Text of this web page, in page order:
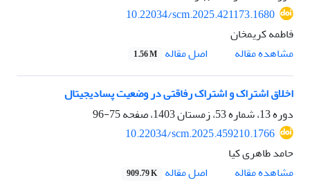
10.22034/scm.2025.421173.1680
فاطمه کریمخان
مشاهده مقاله
اصل مقاله 1.56 M
اخلاق اشتراک و اشتراک رفاقتی در وضعیت پسادیجیتال
دوره 13، شماره 53، زمستان 1403، صفحه
75-96
10.22034/scm.2025.459210.1766
حامد طاهری کیا
مشاهده مقاله
اصل مقاله 909.79 K